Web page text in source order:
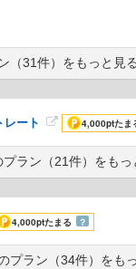
（31件）をもっと見る
ート 4,000ptたま
ラン（21件）をもっ
4,000ptたまる ？
プラン（34件）をも